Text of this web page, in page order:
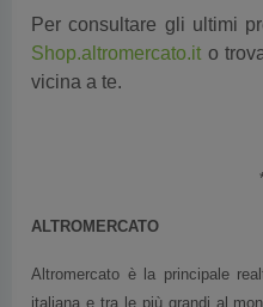
Per consultare gli ultimi
Shop.altromercato.it o
vicina a te.
ALTROMERCATO
Altromercato è la principale
italiana e tra le più grandi al